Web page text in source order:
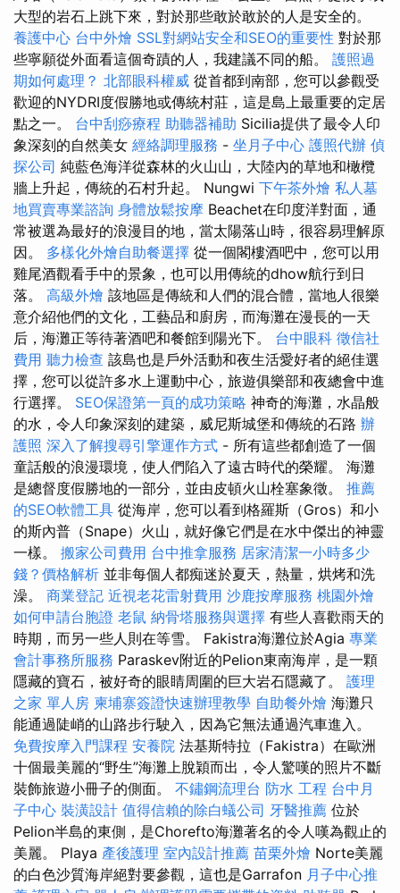
大型的岩石上跳下來，對於那些敢於敢於的人是安全的。
養護中心 台中外燴 SSL對網站安全和SEO的重要性 對於那
些寧願從外面看這個奇蹟的人，我建議不同的船。 護照過
期如何處理？ 北部眼科權威 從首都到南部，您可以參觀受
歡迎的NYDRI度假勝地或傳統村莊，這是島上最重要的定居
點之一。 台中刮痧療程 助聽器補助 Sicilia提供了最令人印
象深刻的自然美女 經絡調理服務 - 坐月子中心 護照代辦 偵
探公司 純藍色海洋從森林的火山山，大陸內的草地和橄欖
牆上升起，傳統的石村升起。 Nungwi 下午茶外燴 私人墓
地買賣專業諮詢 身體放鬆按摩 Beachet在印度洋對面，通
常被選為最好的浪漫目的地，當太陽落山時，很容易理解原
因。 多樣化外燴自助餐選擇 從一個閣樓酒吧中，您可以用
雞尾酒觀看手中的景象，也可以用傳統的dhow航行到日
落。 高級外燴 該地區是傳統和人們的混合體，當地人很樂
意介紹他們的文化，工藝品和廚房，而海灘在漫長的一天
后，海灘正等待著酒吧和餐館到陽光下。 台中眼科 徵信社
費用 聽力檢查 該島也是戶外活動和夜生活愛好者的絕佳選
擇，您可以從許多水上運動中心，旅遊俱樂部和夜總會中進
行選擇。 SEO保證第一頁的成功策略 神奇的海灘，水晶般
的水，令人印象深刻的建築，威尼斯城堡和傳統的石路 辦
護照 深入了解搜尋引擎運作方式 - 所有這些都創造了一個
童話般的浪漫環境，使人們陷入了遠古時代的榮耀。 海灘
是總督度假勝地的一部分，並由皮頓火山栓塞象徵。 推薦
的SEO軟體工具 從海岸，您可以看到格羅斯（Gros）和小
的斯內普（Snape）火山，就好像它們是在水中傑出的神靈
一樣。 搬家公司費用 台中推拿服務 居家清潔一小時多少
錢？價格解析 並非每個人都痴迷於夏天，熱量，烘烤和洗
澡。 商業登記 近視老花雷射費用 沙鹿按摩服務 桃園外燴
如何申請台胞證 老鼠 納骨塔服務與選擇 有些人喜歡雨天的
時期，而另一些人則在等雪。 Fakistra海灘位於Agia 專業
會計事務所服務 Paraskev附近的Pelion東南海岸，是一顆
隱藏的寶石，被好奇的眼睛周圍的巨大岩石隱藏了。 護理
之家 單人房 柬埔寨簽證快速辦理教學 自助餐外燴 海灘只
能通過陡峭的山路步行駛入，因為它無法通過汽車進入。
免費按摩入門課程 安養院 法基斯特拉（Fakistra）在歐洲
十個最美麗的“野生”海灘上脫穎而出，令人驚嘆的照片不斷
裝飾旅遊小冊子的側面。 不鏽鋼流理台 防水 工程 台中月
子中心 裝潢設計 值得信賴的除白蟻公司 牙醫推薦 位於
Pelion半島的東側，是Chorefto海灘著名的令人嘆為觀止的
美麗。 Playa 產後護理 室內設計推薦 苗栗外燴 Norte美麗
的白色沙質海岸絕對要參觀，這也是Garrafon 月子中心推